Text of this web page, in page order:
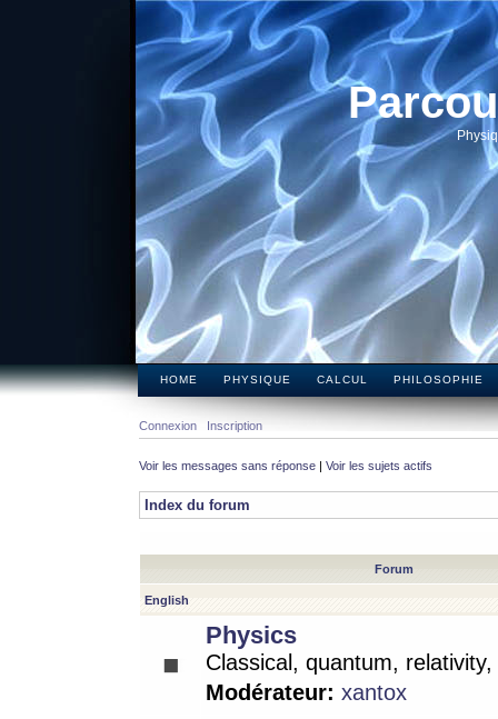
HOME PHYSIQUE CALCUL PHILOSOPHIE
Connexion Inscription
Voir les messages sans réponse | Voir les sujets actifs
Index du forum
Forum
English
Physics
Classical, quantum,
Modérateur: xantox